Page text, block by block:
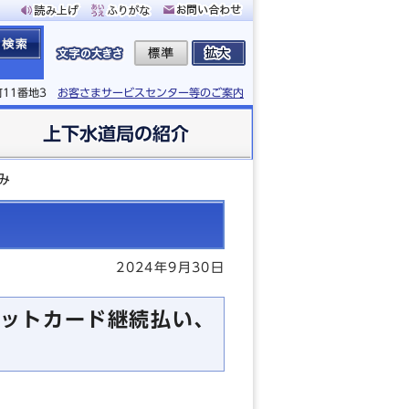
11番地3 お客さまサービスセンター等のご案内
上下水道局の紹介
2024年9月30日
トカード継続払い、